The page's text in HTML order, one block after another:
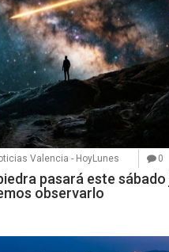
Valencia - HoyLunes 0
pasará este
observarlo